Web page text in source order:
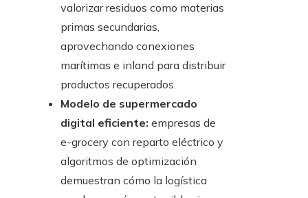
valorizar residuos como materias
primas secundarias,
aprovechando conexiones
marítimas e inland para distribuir
productos recuperados.
Modelo de supermercado
digital eficiente: empresas de
e-grocery con reparto eléctrico y
algoritmos de optimización
demuestran cómo la logística